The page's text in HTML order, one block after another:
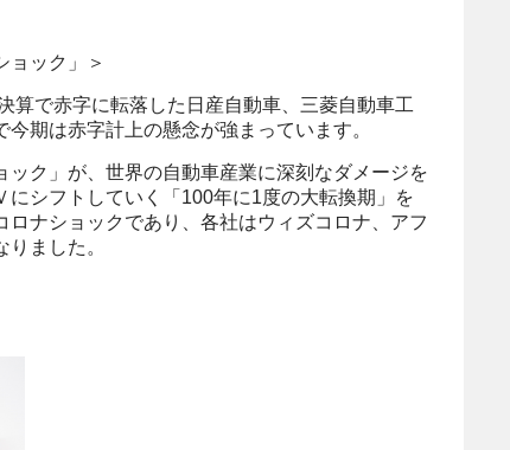
ョック」＞
算で赤字に転落した日産自動車、三菱自動車工
期は赤字計上の懸念が強まっています。
ック」が、世界の自動車産業に深刻なダメージを
シフトしていく「100年に1度の大転換期」を
ナショックであり、各社はウィズコロナ、アフ
ました。